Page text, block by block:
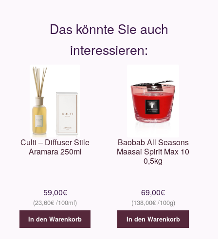
Culti – Diffuser Stile
Aramara 250ml
59,00€
23,60€
In den Warenkorb
Baobab All Seasons
Maasai Spirit Max 10
0,5kg
69,00€
138,00€
In den Warenkorb